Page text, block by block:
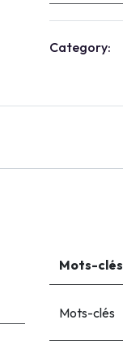
Category:
Mots-clés
Mots-clés